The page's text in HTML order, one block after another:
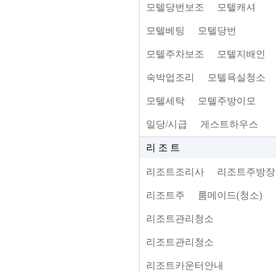
모텔당번보조 모텔캐셔
모텔베팅 모텔당번
모텔주차보조 모텔지배인
숙박업조리 모텔욕실청소
모텔세탁 모텔주방이모
일당/시급 게스트하우스
리 조 트
리조트조리사 리조트주방장
리조트주 룸메이드(청소)
리조트관리청소
리조트관리청소
리조트카운터안내